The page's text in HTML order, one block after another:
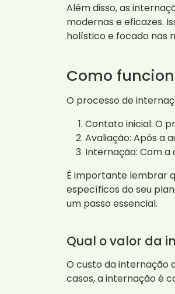
Além disso, as
modernas e eficazes.
holístico e focado nas
Como
O processo de
Contato inicial: O
Avaliação: Após a
Internação: Com
É importante lembrar
específicos do seu
um passo essencial.
Qual o valor da
O custo da internação
casos, a internação é